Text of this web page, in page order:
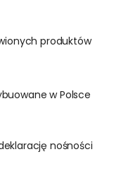
produktów
w Polsce
nośności